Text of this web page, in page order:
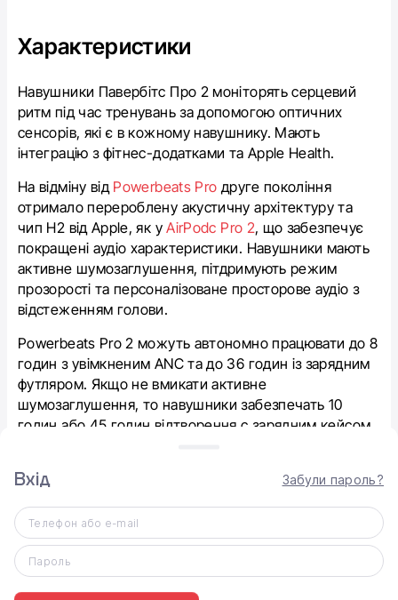
Характеристики
Навушники Павербітс Про 2 моніторять серцевий
ритм під час тренувань за допомогою оптичних
сенсорів, які є в кожному навушнику. Мають
інтеграцію з фітнес-додатками та Apple Health.
На відміну від Powerbeats Pro друге покоління
отримало перероблену акустичну архітектуру та
чип H2 від Apple, як уAirPodc Pro 2, що забезпечує
покращені аудіо характеристики. Навушники мають
активне шумозаглушення, пітдримують режим
прозорості та персоналізоване просторове аудіо з
відстеженням голови.
Powerbeats Pro 2 можуть автономно працювати до 8
годин з увімкненим ANC та до 36 годин із зарядним
футляром. Якщо не вмикати активне
шумозаглушення, то навушники забезпечать 10
годин або 45 годин відтворення с зарядним кейсом.
Переваги
Бездротові навушники Powerbeats Pro 2 мають
продуманий компактний дизайн та чудові аудіо
Вхід Забули пароль?
Телефон або e-mail
Пароль